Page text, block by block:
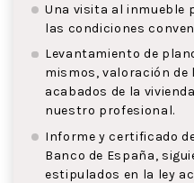
Una visita al inmueble
las condiciones
Levantamiento de
mismos, valoración de
acabados de la
nuestro profesional.
Informe y certificado
Banco de España,
estipulados en la ley